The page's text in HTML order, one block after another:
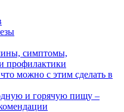
симптомы,
профилактики
можно с этим сделать в
и горячую пищу –